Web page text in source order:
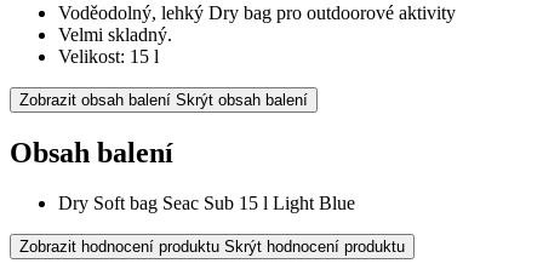
Voděodolný, lehký Dry bag pro outdoorové aktivity
Velmi skladný.
Velikost: 15 l
Zobrazit obsah balení Skrýt obsah balení
Obsah balení
Dry Soft bag Seac Sub 15 l Light Blue
Zobrazit hodnocení produktu Skrýt hodnocení produktu